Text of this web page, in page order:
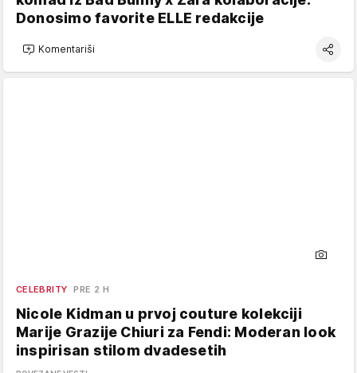
Donosimo favorite ELLE redakcije
Komentariši
CELEBRITY PRE 2 H
Nicole Kidman u prvoj couture kolekciji
Marije Grazije Chiuri za Fendi: Moderan look
inspirisan stilom dvadesetih